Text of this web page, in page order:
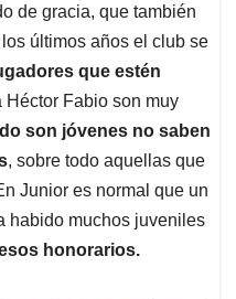
de gracia, que también
últimos años el club se
que estén
Héctor Fabio son muy
son jóvenes no saben
, sobre todo aquellas que
Junior es normal que un
habido muchos juveniles
honorarios.